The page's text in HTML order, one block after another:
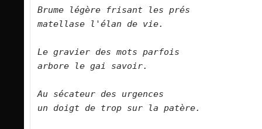
Brume légère frisant les prés
matellase l'élan de vie.
Le gravier des mots parfois
arbore le gai savoir.
Au sécateur des urgences
un doigt de trop sur la patère.